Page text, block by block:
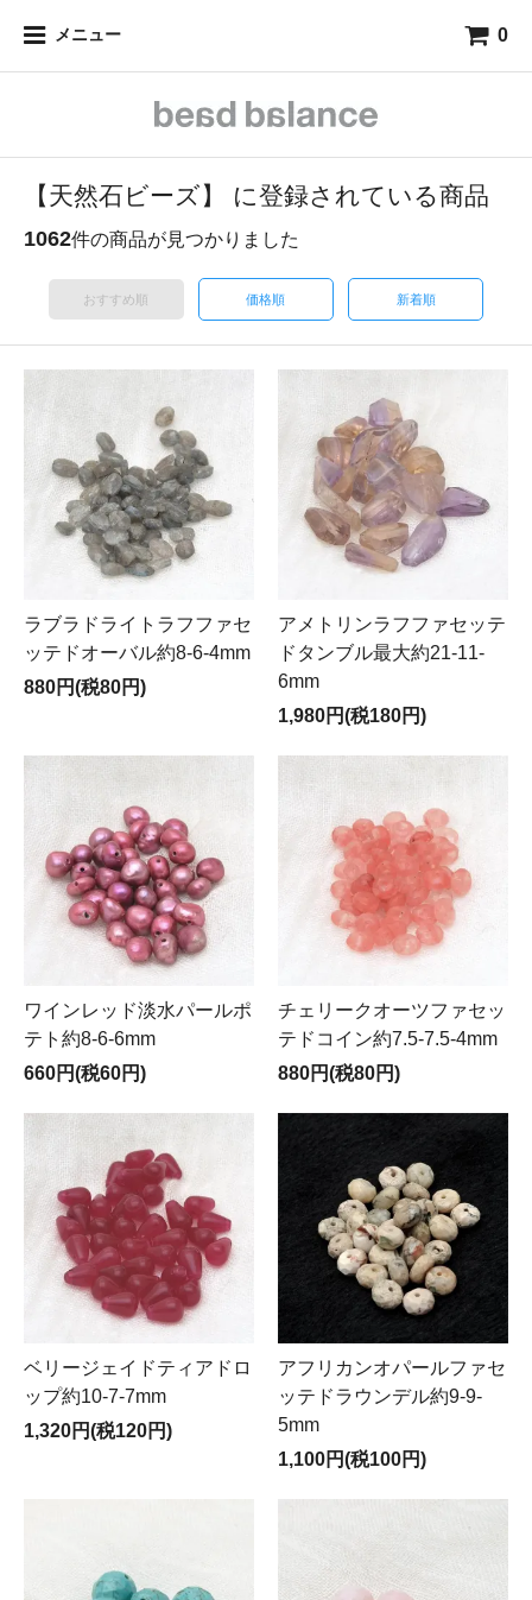
メニュー 0
【天然石ビーズ】 に登録されている商品
1062件の商品が見つかりました
おすすめ順 価格順 新着順
ラブラドライトラフファセ
ッテドオーバル約8-6-4mm
880円(税80円)
アメトリンラフファセッテ
ドタンブル最大約21-11-
6mm
1,980円(税180円)
ワインレッド淡水パールポ
テト約8-6-6mm
660円(税60円)
チェリークオーツファセッ
テドコイン約7.5-7.5-4mm
880円(税80円)
ベリージェイドティアドロ
ップ約10-7-7mm
1,320円(税120円)
アフリカンオパールファセ
ッテドラウンデル約9-9-
5mm
1,100円(税100円)